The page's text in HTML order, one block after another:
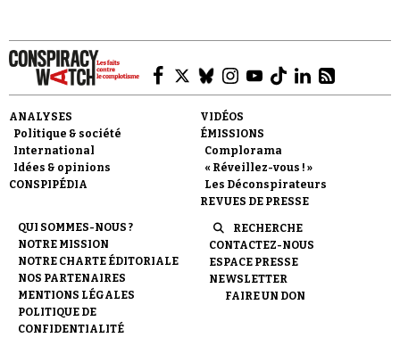
Faire un don
ANALYSES
Politique & société
International
Idées & opinions
CONSPIPÉDIA
VIDÉOS
ÉMISSIONS
Complorama
« Réveillez-vous ! »
Les Déconspirateurs
REVUES DE PRESSE
QUI SOMMES-NOUS ?
NOTRE MISSION
NOTRE CHARTE ÉDITORIALE
NOS PARTENAIRES
MENTIONS LÉGALES
POLITIQUE DE
CONFIDENTIALITÉ
RECHERCHE
CONTACTEZ-NOUS
ESPACE PRESSE
NEWSLETTER
FAIRE UN DON